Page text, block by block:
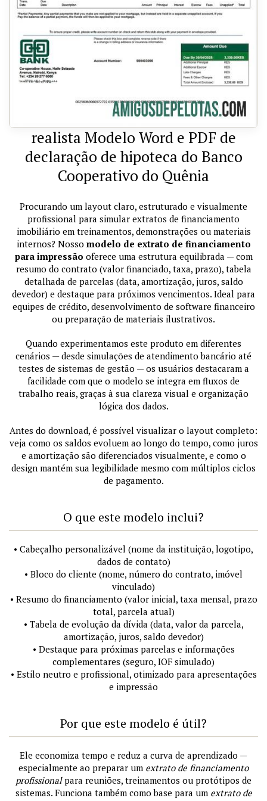
realista Modelo Word e PDF de
declaração de hipoteca do Banco
Cooperativo do Quênia
Procurando um layout claro, estruturado e visualmente
profissional para simular extratos de financiamento
imobiliário em treinamentos, demonstrações ou materiais
internos? Nosso modelo de extrato de financiamento
para impressão oferece uma estrutura equilibrada — com
resumo do contrato (valor financiado, taxa, prazo), tabela
detalhada de parcelas (data, amortização, juros, saldo
devedor) e destaque para próximos vencimentos. Ideal para
equipes de crédito, desenvolvimento de software financeiro
ou preparação de materiais ilustrativos.
Quando experimentamos este produto em diferentes
cenários — desde simulações de atendimento bancário até
testes de sistemas de gestão — os usuários destacaram a
facilidade com que o modelo se integra em fluxos de
trabalho reais, graças à sua clareza visual e organização
lógica dos dados.
Antes do download, é possível visualizar o layout completo:
veja como os saldos evoluem ao longo do tempo, como juros
e amortização são diferenciados visualmente, e como o
design mantém sua legibilidade mesmo com múltiplos ciclos
de pagamento.
O que este modelo inclui?
• Cabeçalho personalizável (nome da instituição, logotipo,
dados de contato)
• Bloco do cliente (nome, número do contrato, imóvel
vinculado)
• Resumo do financiamento (valor inicial, taxa mensal, prazo
total, parcela atual)
• Tabela de evolução da dívida (data, valor da parcela,
amortização, juros, saldo devedor)
• Destaque para próximas parcelas e informações
complementares (seguro, IOF simulado)
• Estilo neutro e profissional, otimizado para apresentações
e impressão
Por que este modelo é útil?
Ele economiza tempo e reduz a curva de aprendizado —
especialmente ao preparar um extrato de financiamento
profissionalpara reuniões, treinamentos ou protótipos de
sistemas. Funciona também como base para um extrato de